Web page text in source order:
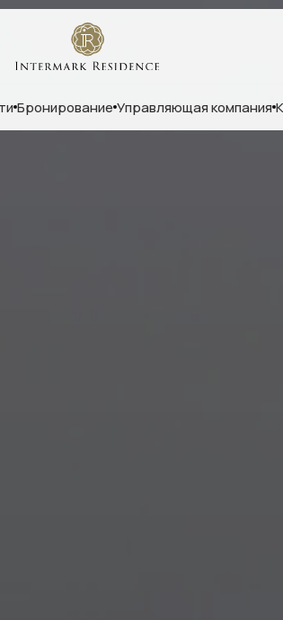
Бронирование Управляющая компания